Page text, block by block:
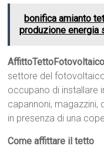
bonifica amianto
produzione energia
settore del
occupano di installare
capannoni, magazzini,
in presenza di una
Come affittare il tetto